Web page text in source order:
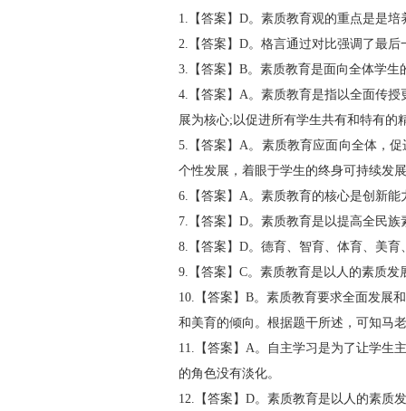
1.【答案】D。素质教育观的重点是是
2.【答案】D。格言通过对比强调了最
3.【答案】B。素质教育是面向全体学生
4.【答案】A。素质教育是指以全面传
展为核心;以促进所有学生共有和特有的
5.【答案】A。素质教育应面向全体，
个性发展，着眼于学生的终身可持续发
6.【答案】A。素质教育的核心是创新能
7.【答案】D。素质教育是以提高全民
8.【答案】D。德育、智育、体育、美
9.【答案】C。素质教育是以人的素质
10.【答案】B。素质教育要求全面发展
和美育的倾向。根据题干所述，可知马
11.【答案】A。自主学习是为了让学生
的角色没有淡化。
12.【答案】D。素质教育是以人的素质